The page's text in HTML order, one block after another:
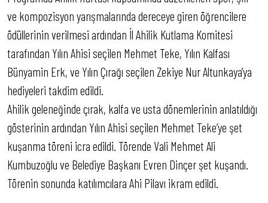
ve kompozisyon yarışmalarında dereceye giren öğrencilere
ödüllerinin verilmesi ardından İl Ahilik Kutlama Komitesi
tarafından Yılın Ahisi seçilen Mehmet Teke, Yılın Kalfası
Bünyamin Erk, ve Yılın Çırağı seçilen Zekiye Nur Altunkaya’ya
hediyeleri takdim edildi.
Ahilik geleneğinde çırak, kalfa ve usta dönemlerinin anlatıldığı
gösterinin ardından Yılın Ahisi seçilen Mehmet Teke’ye şet
kuşanma töreni icra edildi. Törende Vali Mehmet Ali
Kumbuzoğlu ve Belediye Başkanı Evren Dinçer şet kuşandı.
Törenin sonunda katılımcılara Ahi Pilavı ikram edildi.